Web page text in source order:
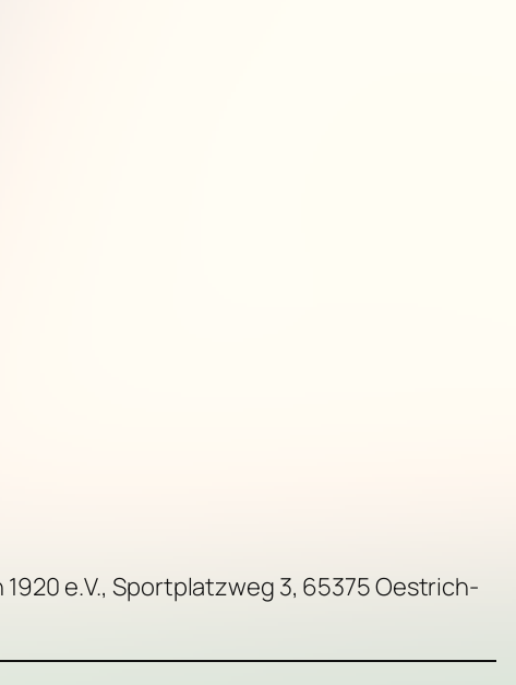
e.V., Sportplatzweg 3, 65375 Oestrich-